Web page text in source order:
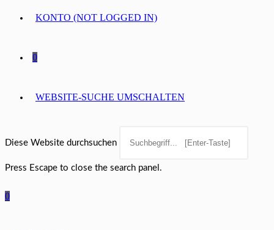
KONTO (NOT LOGGED IN)
0
WEBSITE-SUCHE UMSCHALTEN
Diese Website durchsuchen
Press Escape to close the search panel.
0